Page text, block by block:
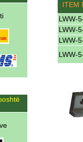
ITEM
LWW-
LWW-
LWW-
LWW-